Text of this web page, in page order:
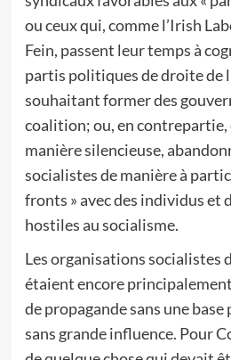
ou ceux qui, comme l’Irish
Fein, passent leur temps à
partis politiques de droite de
souhaitant former des
coalition; ou, en contrepartie,
manière silencieuse,
socialistes de manière à
fronts » avec des individus et
hostiles au socialisme.
Les organisations socialistes
étaient encore
de propagande sans une
sans grande influence. Pour